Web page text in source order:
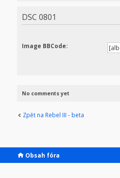
DSC 0801
Image BBCode:
No comments yet
Zpět na Rebel III - beta
Obsah fóra